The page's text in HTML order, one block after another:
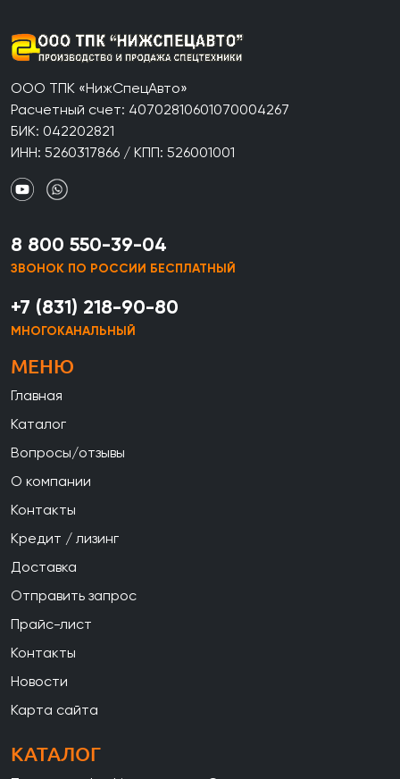
ООО ТПК «НижСпецАвто»
Расчетный счет: 40702810601070004267
БИК: 042202821
ИНН: 5260317866 / КПП: 526001001
8 800 550-39-04
ЗВОНОК ПО РОССИИ БЕСПЛАТНЫЙ
+7 (831) 218-90-80
МНОГОКАНАЛЬНЫЙ
МЕНЮ
Главная
Каталог
Вопросы/отзывы
О компании
Контакты
Кредит / лизинг
Доставка
Отправить запрос
Прайс-лист
Контакты
Новости
Карта сайта
КАТАЛОГ